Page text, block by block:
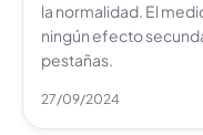
la normalidad. El
ningún efecto
pestañas.
27/09/2024